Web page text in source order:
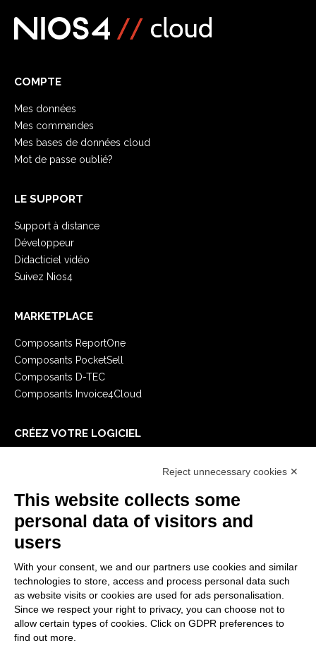
COMPTE
Mes données
Mes commandes
Mes bases de données cloud
Mot de passe oublié?
LE SUPPORT
Support à distance
Développeur
Didacticiel vidéo
Suivez Nios4
MARKETPLACE
Composants ReportOne
Composants PocketSell
Composants D-TEC
Composants Invoice4Cloud
CRÉEZ VOTRE LOGICIEL
E-Book
MENTIONS LÉGALES
Politiques de confidentialité
Security Policy
Documentation contractuelle et RGPD
Conditions générales de livraison
Reject unnecessary cookies ✕
This website collects some
personal data of visitors and
users
With your consent, we and our partners use cookies and similar
technologies to store, access and process personal data such
as website visits or cookies are used for ads personalisation.
Since we respect your right to privacy, you can choose not to
allow certain types of cookies. Click on GDPR preferences to
find out more.